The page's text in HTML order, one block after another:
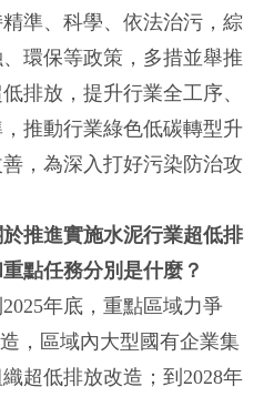
準、科學、依法治污，綜
環保等政策，多措並舉推
排放，提升行業全工序、
推動行業綠色低碳轉型升
，為深入打好污染防治攻
推進實施水泥行業超低排
點任務分別是什麼？
年底，重點區域力爭
，區域內大型國有企業集
超低排放改造；到2028年